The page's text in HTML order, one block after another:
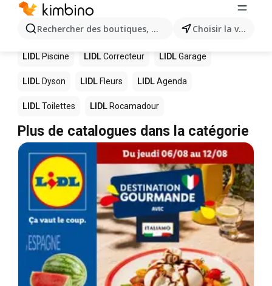
Rechercher des boutiques, des catégories, des Choisir la ville
D’autres produits dans les magasins
LIDL
LIDL Piscine LIDLCorrecteur LIDLGarage
LIDL Dyson LIDL Fleurs LIDLAgenda
LIDLToilettes LIDL Rocamadour
Plus de catalogues dans la catégorie